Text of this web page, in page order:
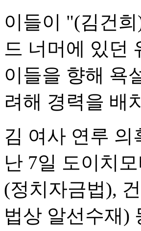
이들이 "(김건
드 너머에 있던
이들을 향해 욕
려해 경력을 배
김 여사 연루
난 7일 도이치
(정치자금법),
법상 알선수재)